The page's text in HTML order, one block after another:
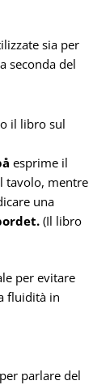
sia per
seconda del
il libro sul
esprime il
tavolo, mentre
una
(Il libro
per evitare
fluidità in
parlare del